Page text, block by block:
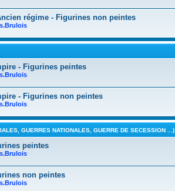
régime - Figurines non peintes
- Figurines peintes
- Figurines non peintes
GUERRES NATIONALES, GUERRE DE SECESSION ...)
peintes
non peintes